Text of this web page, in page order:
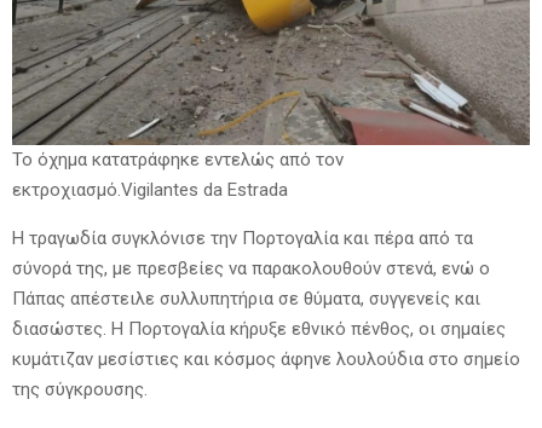
Το όχημα κατατράφηκε εντελώς από τον
εκτροχιασμό.Vigilantes da Estrada
Η τραγωδία συγκλόνισε την Πορτογαλία και πέρα από τα
σύνορά της, με πρεσβείες να παρακολουθούν στενά, ενώ ο
Πάπας απέστειλε συλλυπητήρια σε θύματα, συγγενείς και
διασώστες. Η Πορτογαλία κήρυξε εθνικό πένθος, οι σημαίες
κυμάτιζαν μεσίστιες και κόσμος άφηνε λουλούδια στο σημείο
της σύγκρουσης.